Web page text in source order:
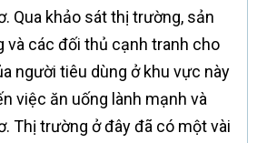
Qua khảo sát thị trường, sản
và các đối thủ cạnh tranh cho
người tiêu dùng ở khu vực này
việc ăn uống lành mạnh và
Thị trường ở đây đã có một vài